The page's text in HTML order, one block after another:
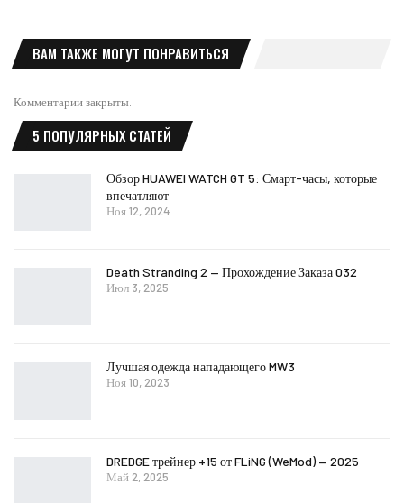
ВАМ ТАКЖЕ МОГУТ ПОНРАВИТЬСЯ
Комментарии закрыты.
5 ПОПУЛЯРНЫХ СТАТЕЙ
Обзор HUAWEI WATCH GT 5: Смарт-часы, которые
впечатляют
Ноя 12, 2024
Death Stranding 2 — Прохождение Заказа 032
Июл 3, 2025
Лучшая одежда нападающего MW3
Ноя 10, 2023
DREDGE трейнер +15 от FLiNG (WeMod) — 2025
Май 2, 2025